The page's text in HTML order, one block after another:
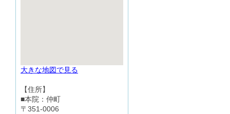
大きな地図で見る
【住所】
■本院：仲町
〒351-0006